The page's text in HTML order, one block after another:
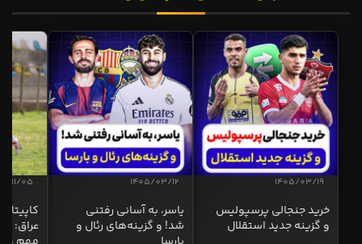
1405/03/19
خرید جنجالی پرسپولیس
و گزینه جدید استقلال
1405/03/12
یاسر، به آسانی رفتنی
شد! و گزینه‌های رئال و
11/05
عراق: